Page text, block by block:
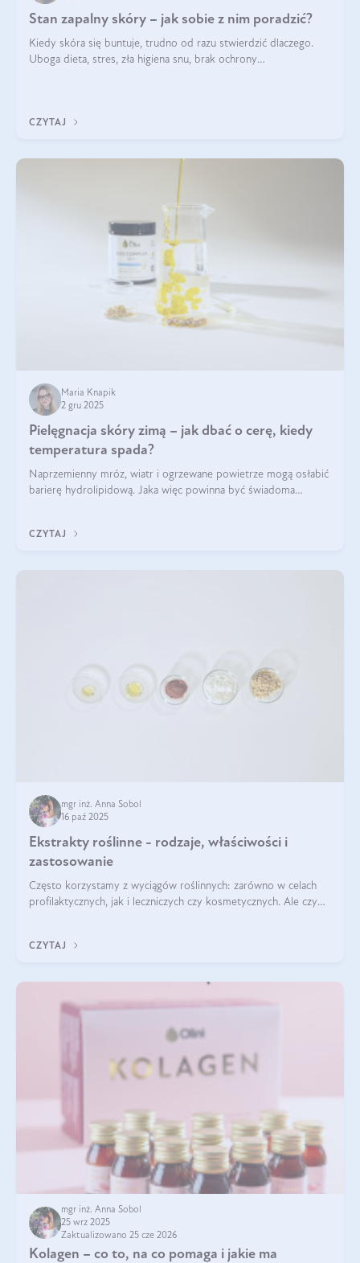
Stan zapalny skóry – jak sobie z nim poradzić?
Kiedy skóra się buntuje, trudno od razu stwierdzić dlaczego.
Uboga dieta, stres, zła higiena snu, brak ochrony
CZYTAJ
Maria Knapik
2 gru 2025
Pielęgnacja skóry zimą – jak dbać o cerę, kiedy
temperatura spada?
Naprzemienny mróz, wiatr i ogrzewane powietrze mogą osłabić
barierę hydrolipidową. Jaka więc powinna być świadoma
CZYTAJ
mgr inż. Anna Sobol
16 paź 2025
Ekstrakty roślinne - rodzaje, właściwości i
zastosowanie
Często korzystamy z wyciągów roślinnych: zarówno w celach
profilaktycznych, jak i leczniczych czy kosmetycznych. Ale czy
CZYTAJ
mgr inż. Anna Sobol
25 wrz 2025
Zaktualizowano 25 cze 2026
Kolagen – co to, na co pomaga i jakie ma